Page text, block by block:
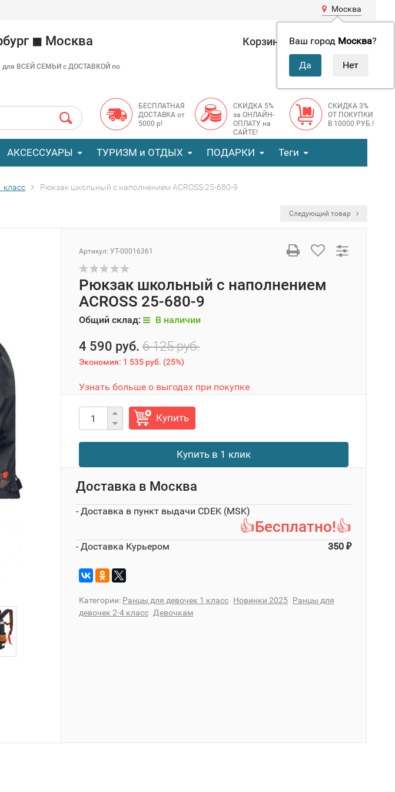
Москва
Ваш город Москва?
◼ Москва
ВСЕЙ СЕМЬИ с ДОСТАВКОЙ по
Корзина 0 0 руб.
БЕСПЛАТНАЯ
ДОСТАВКА от
5000 р!
СКИДКА 5%
за ОНЛАЙН-
ОПЛАТУ на
САЙТЕ!
СКИДКА 3%
ОТ ПОКУПКИ
В 10000 РУБ.!
АКСЕССУАРЫ ТУРИЗМ и ОТДЫХ ПОДАРКИ Теги
класс Рюкзак школьный с наполнением ACROSS 25-680-9
Следующий товар
Артикул: УТ-00016361
Рюкзак школьный с наполнением
ACROSS 25-680-9
Общий склад: В наличии
4 590 руб. 6 125 руб.
Экономия: 1 535 руб. (25%)
Узнать больше о выгодах при покупке
Купить
Купить в 1 клик
Доставка в Москва
- Доставка в пункт выдачи CDEK (MSK)
👍Бесплатно!👍
- Доставка Курьером 350 ₽
Категории: Ранцы для девочек 1 класс Новинки 2025 Ранцы для
девочек 2-4 класс Девочкам